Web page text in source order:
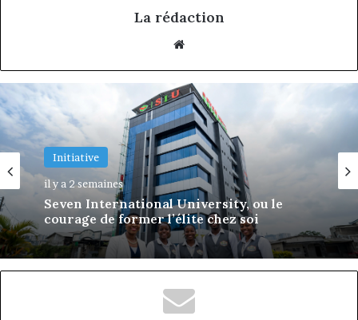
La rédaction
il y a 2 semaines
Seven International University, ou le
Actualité
il y a 2 semaines
ÉCLORE by Bolanga : à Douala, une
première édition qui investit dans le
leadership avant l’âge adulte